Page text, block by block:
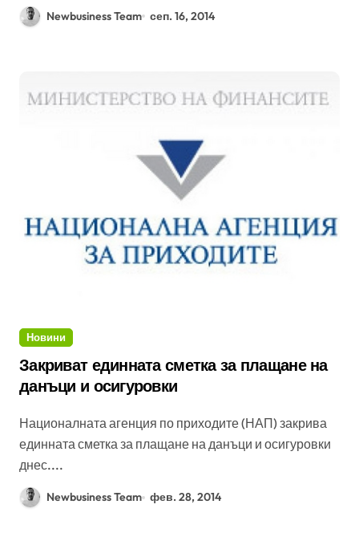
Newbusiness Team сеп. 16, 2014
Новини
Закриват единната сметка за плащане на
данъци и осигуровки
Националната агенция по приходите (НАП) закрива
единната сметка за плащане на данъци и осигуровки
днес....
Newbusiness Team фев. 28, 2014